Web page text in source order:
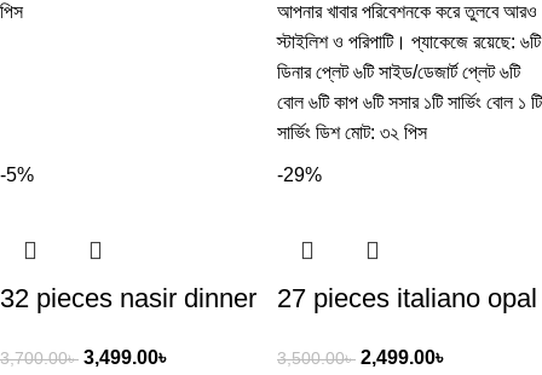
পিস
আপনার খাবার পরিবেশনকে করে তুলবে আরও
স্টাইলিশ ও পরিপাটি। প্যাকেজে রয়েছে: ৬টি
ডিনার প্লেট ৬টি সাইড/ডেজার্ট প্লেট ৬টি
বোল ৬টি কাপ ৬টি সসার ১টি সার্ভিং বোল ১ টি
সার্ভিং ডিশ মোট: ৩২ পিস
-5%
32 pieces nasir dinner
3,700.00৳ 3,499.00৳
-29%
27 pieces italiano opal
3,500.00৳ 2,499.00৳